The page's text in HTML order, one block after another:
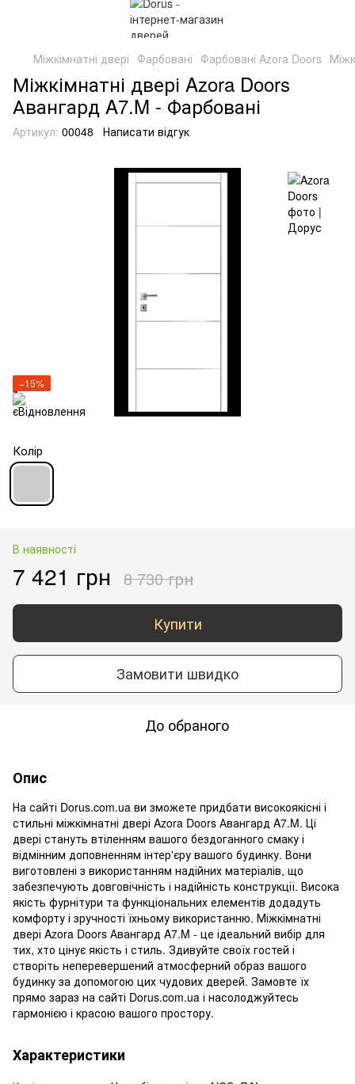
Міжкімнатні двері Фарбовані Фарбовані Azora Doors
Міжкімнатні двері Azora Doors
Авангард A7.M - Фарбовані
Артикул: 00048 Написати відгук
−15%
Колір
В наявності
7 421 грн 8 730 грн
Купити
Замовити швидко
До обраного
Опис
На сайті Dorus.com.ua ви зможете придбати високоякісні і
стильні міжкімнатні двері Azora Doors Авангард A7.M. Ці
двері стануть втіленням вашого бездоганного смаку і
відмінним доповненням інтер'єру вашого будинку. Вони
виготовлені з використанням надійних матеріалів, що
забезпечують довговічність і надійність конструкції. Висока
якість фурнітури та функціональних елементів додадуть
комфорту і зручності їхньому використанню. Міжкімнатні
двері Azora Doors Авангард A7.M - це ідеальний вибір для
тих, хто цінує якість і стиль. Здивуйте своїх гостей і
створіть неперевершений атмосферний образ вашого
будинку за допомогою цих чудових дверей. Замовте їх
прямо зараз на сайті Dorus.com.ua і насолоджуйтесь
гармонією і красою вашого простору.
Характеристики